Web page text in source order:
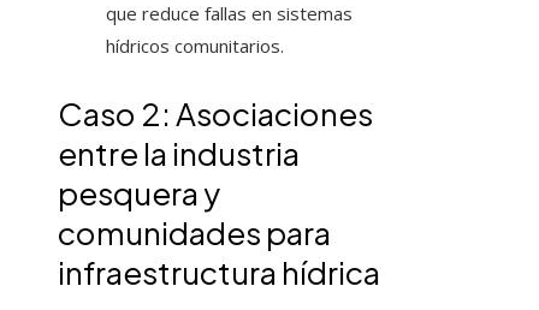
que reduce fallas en sistemas
hídricos comunitarios.
Caso 2: Asociaciones
entre la industria
pesquera y
comunidades para
infraestructura hídrica